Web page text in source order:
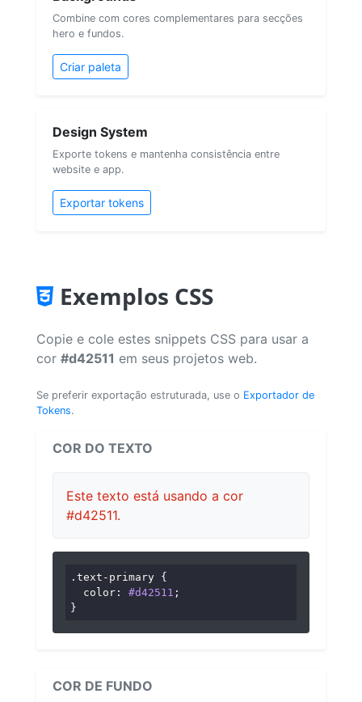
Combine com cores complementares para secções
hero e fundos.
Criar paleta
Design System
Exporte tokens e mantenha consistência entre
website e app.
Exportar tokens
Exemplos CSS
Copie e cole estes snippets CSS para usar a
cor #d42511 em seus projetos web.
Se preferir exportação estruturada, use o Exportador de
Tokens.
COR DO TEXTO
Este texto está usando a cor
#d42511.
.text-primary {
color : #d42511 ;
}
COR DE FUNDO